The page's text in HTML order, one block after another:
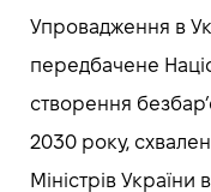
Упровадження в
передбачене
створення
2030 року,
Міністрів України